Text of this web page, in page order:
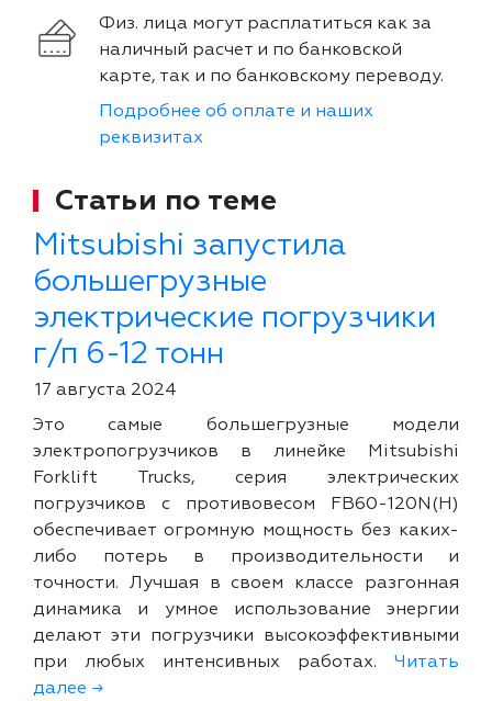
Физ. лица могут расплатиться как за
наличный расчет и по банковской
карте, так и по банковскому переводу.
Подробнее об оплате и наших
реквизитах
Статьи по теме
Mitsubishi запустила
большегрузные
электрические погрузчики
г/п 6-12 тонн
17 августа 2024
Это самые большегрузные модели
электропогрузчиков в линейке Mitsubishi
Forklift Trucks, серия электрических
погрузчиков с противовесом FB60-120N(H)
обеспечивает огромную мощность без каких-
либо потерь в производительности и
точности. Лучшая в своем классе разгонная
динамика и умное использование энергии
делают эти погрузчики высокоэффективными
при любых интенсивных работах. Читать
далее →